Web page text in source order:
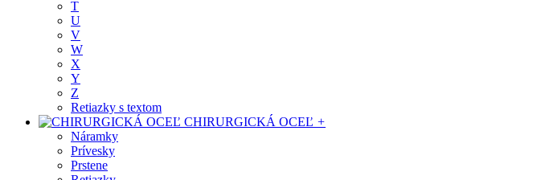
T
U
V
W
X
Y
Z
Retiazky s textom
CHIRURGICKÁ OCEĽ +
Náramky
Prívesky
Prstene